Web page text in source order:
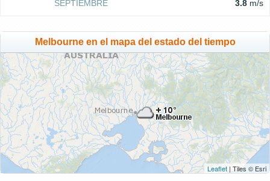
SEPTIEMBRE 3.8 m/s
Melbourne en el mapa del estado del tiempo
Leaflet | Tiles © Esri